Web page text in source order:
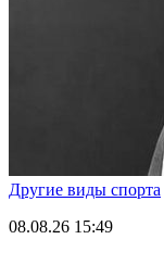
Другие виды спорта
08.08.26 15:49